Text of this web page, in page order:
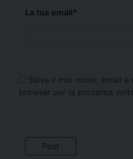
La tua email*
Salva il mio nome, email
browser per la prossima